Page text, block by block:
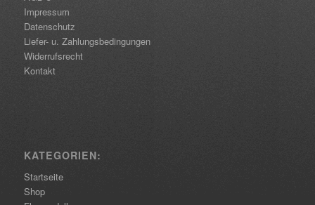
Impressum
Datenschutz
Liefer- u. Zahlungsbedingungen
Widerrufsrecht
Kontakt
KATEGORIEN:
Startseite
Shop